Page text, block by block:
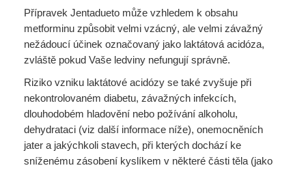
Přípravek Jentadueto může vzhledem k obsahu
metforminu způsobit velmi vzácný, ale velmi závažný
nežádoucí účinek označovaný jako laktátová acidóza,
zvláště pokud Vaše ledviny nefungují správně.
Riziko vzniku laktátové acidózy se také zvyšuje při
nekontrolovaném diabetu, závažných infekcích,
dlouhodobém hladovění nebo požívání alkoholu,
dehydrataci (viz další informace níže), onemocněních
jater a jakýchkoli stavech, při kterých dochází ke
sníženému zásobení kyslíkem v některé části těla (jako